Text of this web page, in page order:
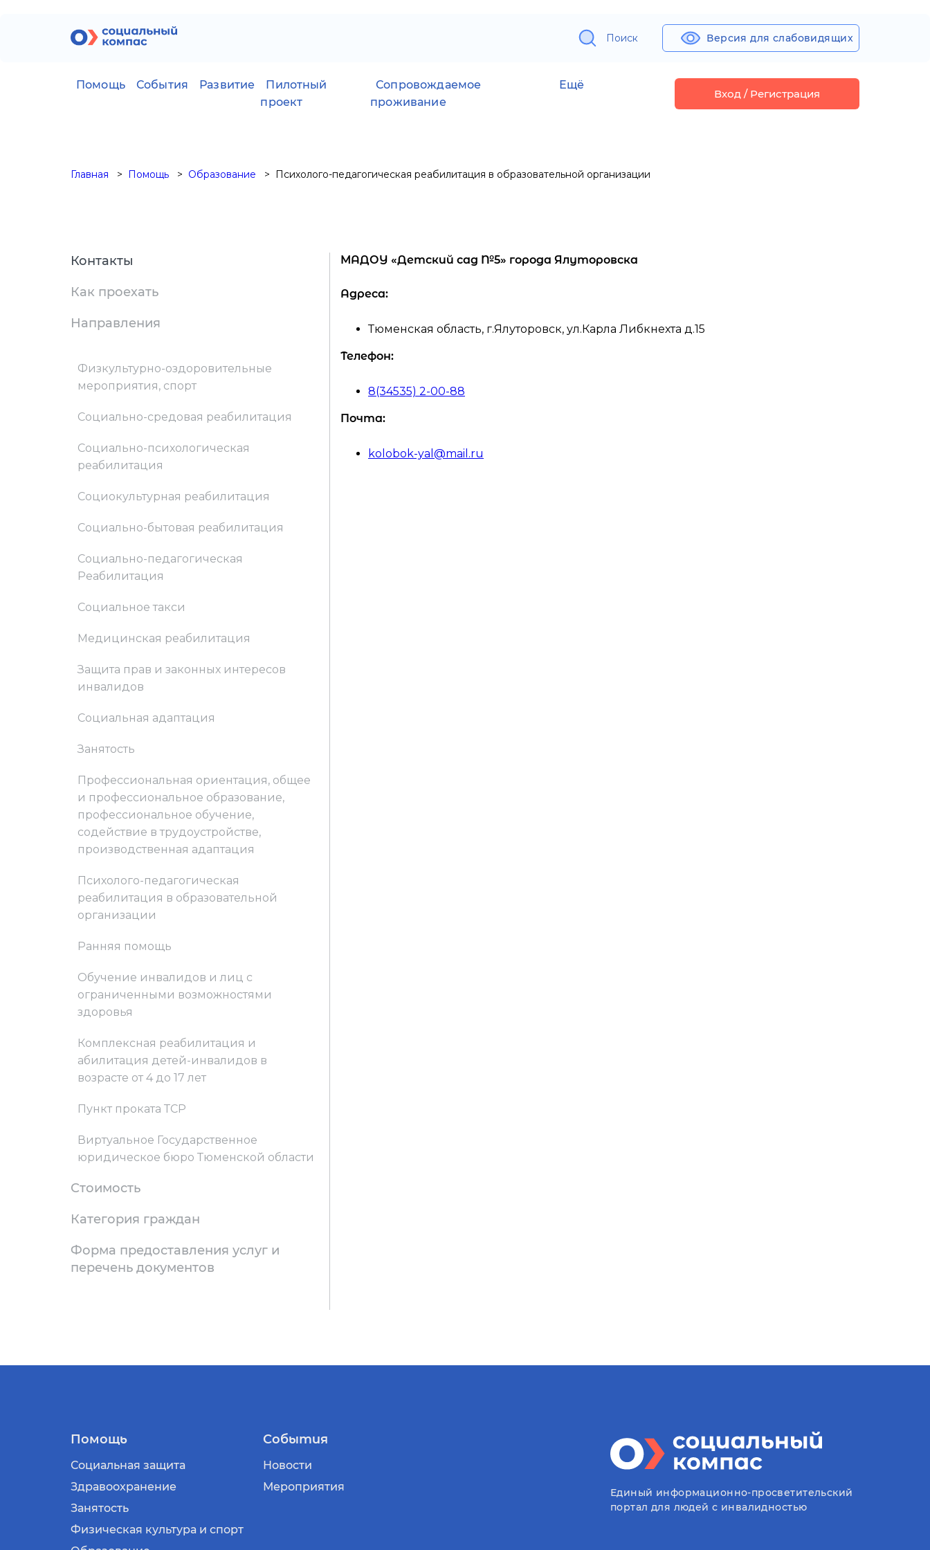
Поиск Версия для слабовидящих
Помощь События Развитие
Пилотный
проект
Сопровождаемое
проживание
Ещё
Вход / Регистрация
Главная Помощь Образование Психолого-педагогическая реабилитация в образовательной организации
Контакты
Как проехать
Направления
Физкультурно-оздоровительные
мероприятия, спорт
Социально-средовая реабилитация
Социально-психологическая
реабилитация
Социокультурная реабилитация
Социально-бытовая реабилитация
Социально-педагогическая
Реабилитация
Социальное такси
Медицинская реабилитация
Защита прав и законных интересов
инвалидов
Социальная адаптация
Занятость
Профессиональная ориентация, общее
и профессиональное образование,
профессиональное обучение,
содействие в трудоустройстве,
производственная адаптация
Психолого-педагогическая
реабилитация в образовательной
организации
Ранняя помощь
Обучение инвалидов и лиц с
ограниченными возможностями
здоровья
Комплексная реабилитация и
абилитация детей-инвалидов в
возрасте от 4 до 17 лет
Пункт проката ТСР
Виртуальное Государственное
юридическое бюро Тюменской области
Стоимость
Категория граждан
Форма предоставления услуг и
перечень документов
МАДОУ «Детский сад №5» города Ялуторовска
Адреса:
Тюменская область, г.Ялуторовск, ул.Карла Либкнехта д.15
Телефон:
8(34535) 2-00-88
Почта:
kolobok-yal@mail.ru
Помощь
Социальная защита
Здравоохранение
Занятость
Физическая культура и спорт
События
Новости
Мероприятия
Единый информационно-просветительский
портал для людей с инвалидностью